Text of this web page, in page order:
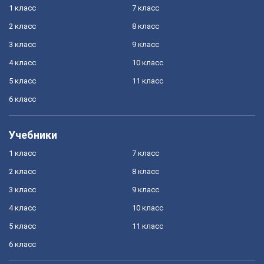
1 класс
2 класс
3 класс
4 класс
5 класс
6 класс
7 класс
8 класс
9 класс
10 класс
11 класс
Учебники
1 класс
2 класс
3 класс
4 класс
5 класс
6 класс
7 класс
8 класс
9 класс
10 класс
11 класс